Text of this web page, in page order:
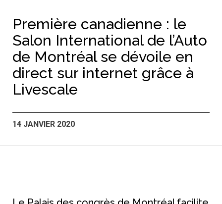
Première canadienne : le
Salon International de l’Auto
de Montréal se dévoile en
direct sur internet grâce à
Livescale
14 JANVIER 2020